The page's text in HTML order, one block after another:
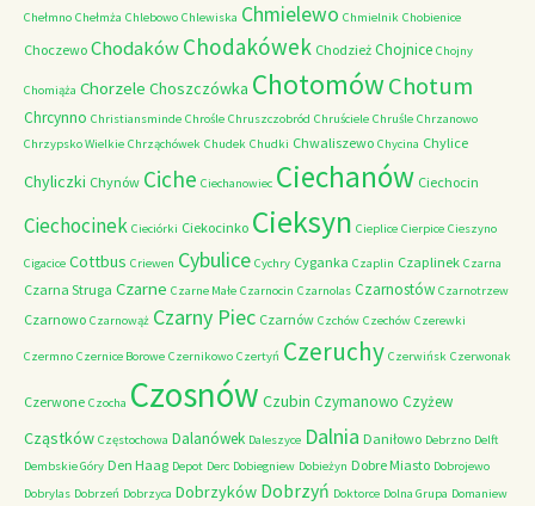
Chełmno Chełmża Chlebowo Chlewiska Chmielewo Chmielnik Chobienice
Choczewo ChodakówChodakówek Chodzież Chojnice Chojny
Chomiąża Chorzele Choszczówka ChotomówChotum
Chrcynno Christiansminde Chrośle Chruszczobród Chruściele Chruśle Chrzanowo
Chrzypsko Wielkie Chrząchówek Chudek Chudki Chwaliszewo Chycina Chylice
Chyliczki Chynów Ciche Ciechanowiec Ciechanów Ciechocin
Ciechocinek Cieciórki Ciekocinko Cieksyn Cieplice Cierpice Cieszyno
Cigacice Cottbus Criewen Cybulice Cychry Cyganka Czaplin Czaplinek Czarna
Czarna Struga Czarne Czarne Małe Czarnocin Czarnolas Czarnostów Czarnotrzew
Czarnowo Czarnowąż Czarny Piec Czarnów Czchów Czechów Czerewki
Czermno Czernice Borowe Czernikowo Czertyń Czeruchy Czerwińsk Czerwonak
Czerwone Czocha Czosnów Czubin Czymanowo Czyżew
Cząstków Częstochowa Dalanówek Daleszyce Dalnia Daniłowo Debrzno Delft
Dembskie Góry Den Haag Depot Derc Dobiegniew Dobieżyn Dobre Miasto Dobrojewo
Dobrylas Dobrzeń Dobrzyca Dobrzyków Dobrzyń Doktorce Dolna Grupa Domaniew